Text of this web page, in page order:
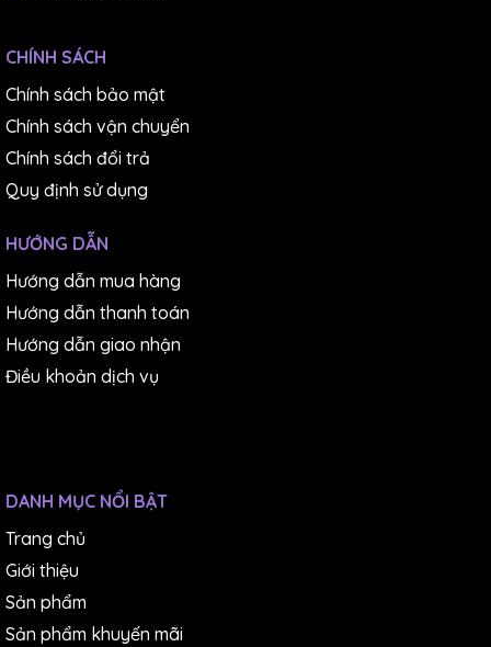
CHÍNH SÁCH
Chính sách bảo mật
Chính sách vận chuyển
Chính sách đổi trả
Quy định sử dụng
HƯỚNG DẪN
Hướng dẫn mua hàng
Hướng dẫn thanh toán
Hướng dẫn giao nhận
Điều khoản dịch vụ
DANH MỤC NỔI BẬT
Trang chủ
Giới thiệu
Sản phẩm
Sản phẩm khuyến mãi